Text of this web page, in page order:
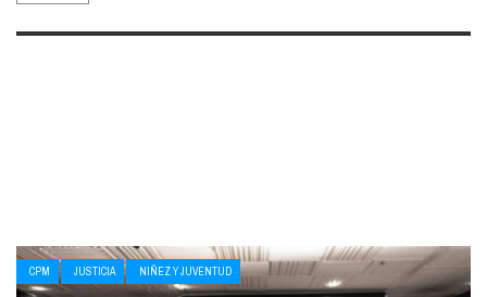
CPM JUSTICIA NIÑEZ Y JUVENTUD